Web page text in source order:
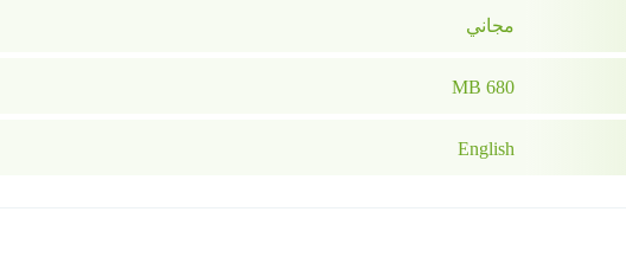
مجاني
680 MB
English